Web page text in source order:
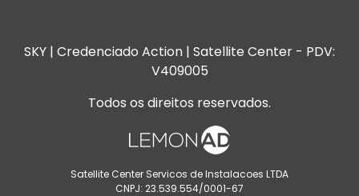
SKY | Credenciado Action | Satellite Center - PDV:
V409005
Todos os direitos reservados.
Satellite Center Servicos de Instalacoes LTDA
CNPJ: 23.539.554/0001-67